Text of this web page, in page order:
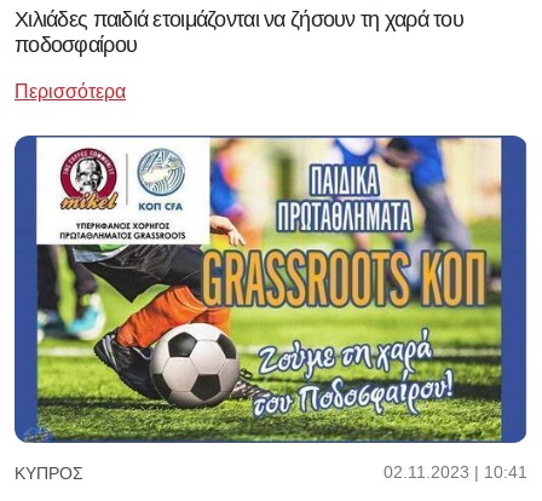
Χιλιάδες παιδιά ετοιμάζονται να ζήσουν τη χαρά του
ποδοσφαίρου
Περισσότερα
ΚΎΠΡΟΣ 02.11.2023 | 10:41